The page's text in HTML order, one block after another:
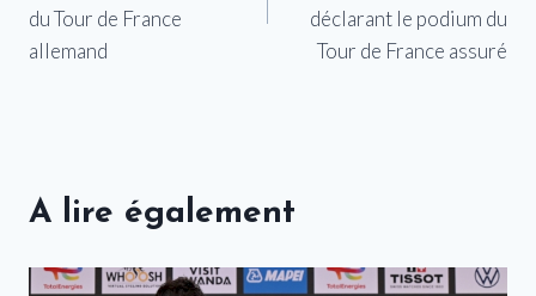
l’article
du Tour de France
allemand
déclarant le podium du
Tour de France assuré
A lire également